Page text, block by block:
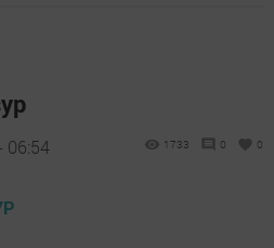
06:54 1733 0 0